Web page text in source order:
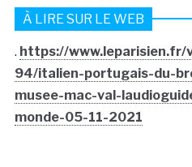
À LIRE SUR LE WEB
. https://www.leparisien.fr/
94/italien-portugais-du-
musee-mac-val-
monde-05-11-2021